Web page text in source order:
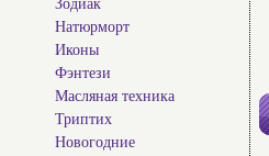
Зодиак
Натюрморт
Иконы
Фэнтези
Масляная техника
Триптих
Новогодние